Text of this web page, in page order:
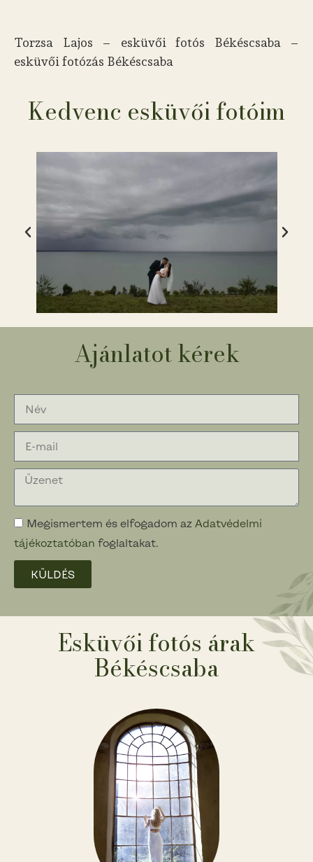
Torzsa Lajos – esküvői fotós Békéscsaba –
esküvői fotózás Békéscsaba
Kedvenc esküvői fotóim
Ajánlatot kérek
Megismertem és elfogadom az Adatvédelmi
tájékoztatóban foglaltakat.
KÜLDÉS
Esküvői fotós árak
Békéscsaba